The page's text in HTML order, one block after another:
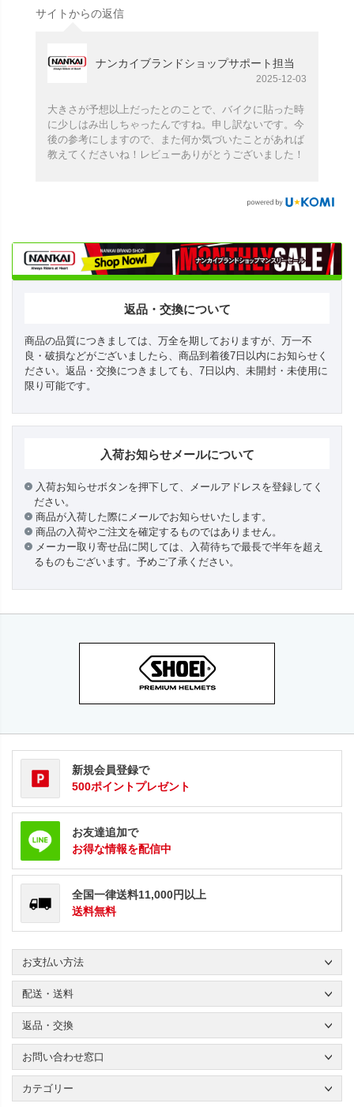
サイトからの返信
ナンカイブランドショップサポート担当
2025-12-03
大きさが予想以上だったとのことで、バイクに貼った時
に少しはみ出しちゃったんですね。申し訳ないです。今
後の参考にしますので、また何か気づいたことがあれば
教えてくださいね！レビューありがとうございました！
返品・交換について
商品の品質につきましては、万全を期しておりますが、万一不
良・破損などがございましたら、商品到着後7日以内にお知らせく
ださい。返品・交換につきましても、7日以内、未開封・未使用に
限り可能です。
入荷お知らせメールについて
入荷お知らせボタンを押下して、メールアドレスを登録してく
ださい。
商品が入荷した際にメールでお知らせいたします。
商品の入荷やご注文を確定するものではありません。
メーカー取り寄せ品に関しては、入荷待ちで最長で半年を超え
るものもございます。予めご了承ください。
新規会員登録で
500ポイントプレゼント
お友達追加で
お得な情報を配信中
全国一律送料11,000円以上
送料無料
お支払い方法
配送・送料
返品・交換
お問い合わせ窓口
カテゴリー